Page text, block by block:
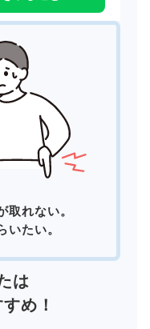
取れない。
いたい。
は
め！